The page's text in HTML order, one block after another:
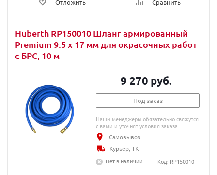
Отложить Сравнить
Huberth RP150010 Шланг армированный
Premium 9.5 х 17 мм для окрасочных работ
c БРС, 10 м
9 270 руб.
Под заказ
Наши менеджеры обязательно свяжутся
с вами и уточнят условия заказа
Самовывоз
Курьер, ТК
Нет в наличии
Код: RP150010